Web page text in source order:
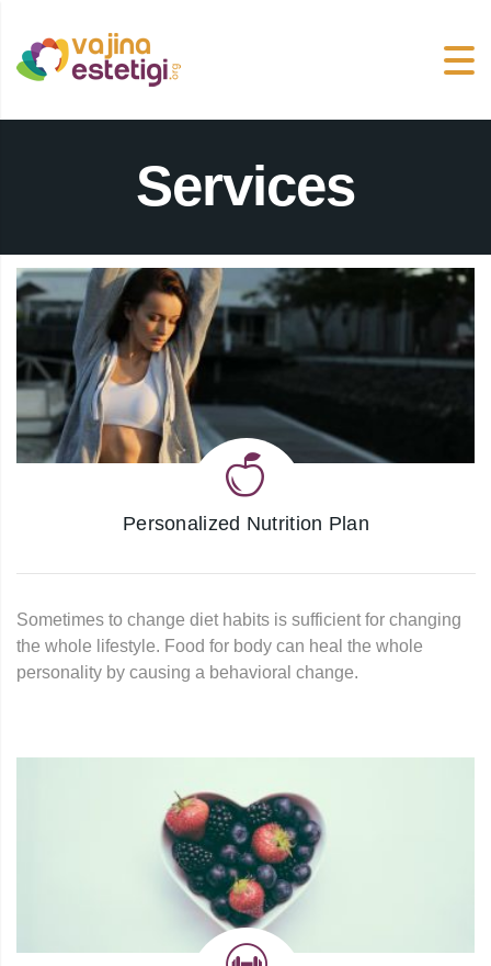
Services
Personalized Nutrition Plan
Sometimes to change diet habits is sufficient for changing
the whole lifestyle. Food for body can heal the whole
personality by causing a behavioral change.